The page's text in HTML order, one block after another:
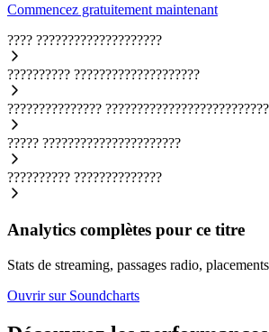
Commencez gratuitement maintenant
???? ????????????????????
?????????? ????????????????????
???????????????
????? ??????????????????????
?????????? ??????????????
Analytics complètes pour ce titre
Stats de streaming, passages radio,
Ouvrir sur Soundcharts